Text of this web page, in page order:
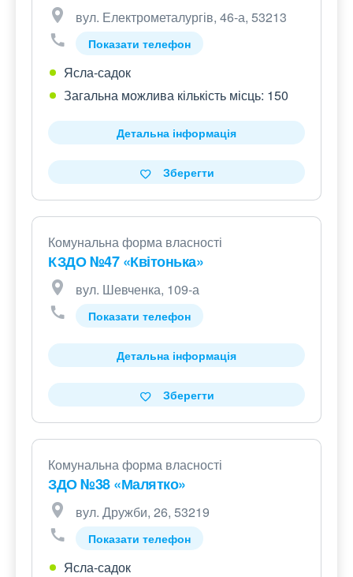
вул. Електрометалургів, 46-а, 53213
Показати телефон
Ясла-садок
Загальна можлива кількість місць: 150
Детальна інформація
Зберегти
Комунальна форма власності
КЗДО №47 «Квітонька»
вул. Шевченка, 109-а
Показати телефон
Детальна інформація
Зберегти
Комунальна форма власності
ЗДО №38 «Малятко»
вул. Дружби, 26, 53219
Показати телефон
Ясла-садок